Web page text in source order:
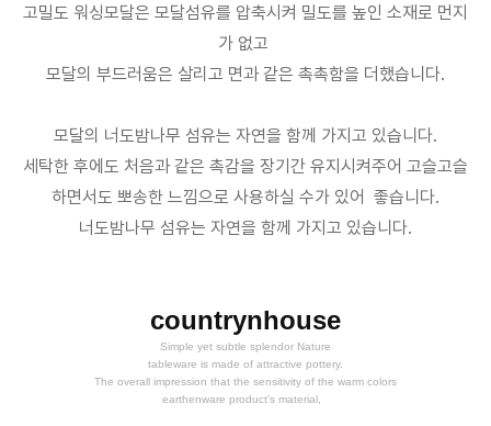
고밀도 워싱모달은 모달섬유를 압축시켜 밀도를 높인 소재로 먼지
가 없고
모달의 부드러움은 살리고 면과 같은 촉촉함을 더했습니다.
모달의 너도밤나무 섬유는 자연을 함께 가지고 있습니다.
세탁한 후에도 처음과 같은 촉감을 장기간 유지시켜주어 고슬고슬
하면서도 뽀송한 느낌으로 사용하실 수가 있어 좋습니다.
너도밤나무 섬유는 자연을 함께 가지고 있습니다.
countrynhouse
Simple yet subtle splendor Nature
tableware is made of attractive pottery.
The overall impression that the sensitivity of the warm colors
earthenware product's material,